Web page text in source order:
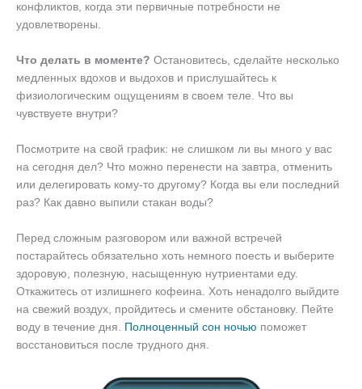
конфликтов, когда эти первичные потребности не
удовлетворены.
Что делать в моменте? Остановитесь, сделайте несколько
медленных вдохов и выдохов и прислушайтесь к
физиологическим ощущениям в своем теле. Что вы
чувствуете внутри?
Посмотрите на свой график: не слишком ли вы много у вас
на сегодня дел? Что можно перенести на завтра, отменить
или делегировать кому-то другому? Когда вы ели последний
раз? Как давно выпили стакан воды?
Перед сложным разговором или важной встречей
постарайтесь обязательно хоть немного поесть и выберите
здоровую, полезную, насыщенную нутриентами еду.
Откажитесь от излишнего кофеина. Хоть ненадолго выйдите
на свежий воздух, пройдитесь и смените обстановку. Пейте
воду в течение дня.
Полноценный сон ночью поможет
восстановиться после трудного дня.